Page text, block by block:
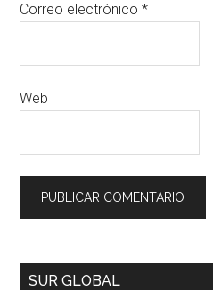
Correo electrónico*
Web
SUR GLOBAL